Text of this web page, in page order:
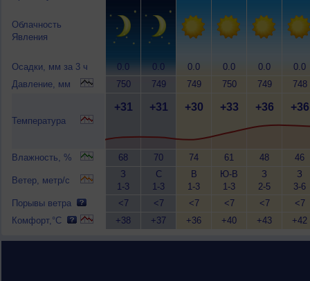
Облачность
Явления
Осадки, мм за 3 ч
Давление, мм
Температура
Влажность, %
Ветер, метр/с
Порывы ветра
Комфорт,°C
0.0
750
+31
68
З
1-3
<7
+38
0.0
749
+31
70
С
1-3
<7
+37
0.0
749
+30
74
В
1-3
<7
+36
0.0
750
+33
61
Ю-В
1-3
<7
+40
0.0
749
+36
48
З
2-5
<7
+43
0.0
748
+36
46
З
3-6
<7
+42